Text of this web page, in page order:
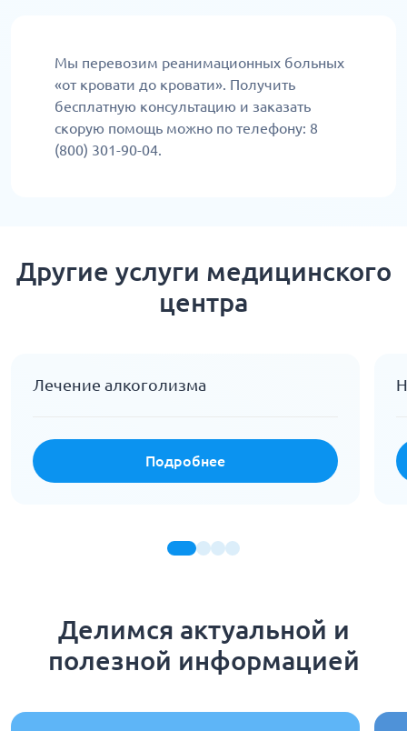
Мы перевозим реанимационных больных
«от кровати до кровати». Получить
бесплатную консультацию и заказать
скорую помощь можно по телефону: 8
(800) 301-90-04.
Другие услуги медицинского
центра
Лечение алкоголизма
Подробнее
Делимся актуальной и
полезной информацией